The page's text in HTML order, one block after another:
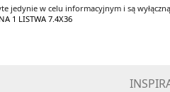
jedynie w celu informacyjnym i są
1 LISTWA 7.4X36